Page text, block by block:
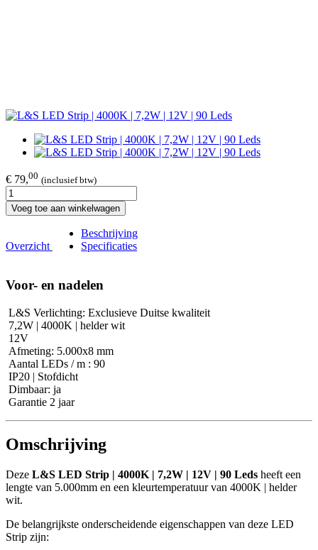
€ 79,00 (inclusief btw)
Voeg toe aan winkelwagen
Overzicht
Beschrijving
Specificaties
Voor- en nadelen
​ L&S Verlichting: Exclusieve Duitse kwaliteit
7,2W | 4000K | helder wit
12V
Afmeting: 5.000x8 mm
Aantal LEDs / m : 90
IP20 | Stofdicht
Dimbaar: ja
Garantie 2 jaar
Omschrijving
Deze L&S LED Strip | 4000K | 7,2W | 12V | 90 Leds heeft een
lengte van 5.000mm en een kleurtemperatuur van 4000K | helder
wit.
De belangrijkste onderscheidende eigenschappen van deze LED
Strip zijn: